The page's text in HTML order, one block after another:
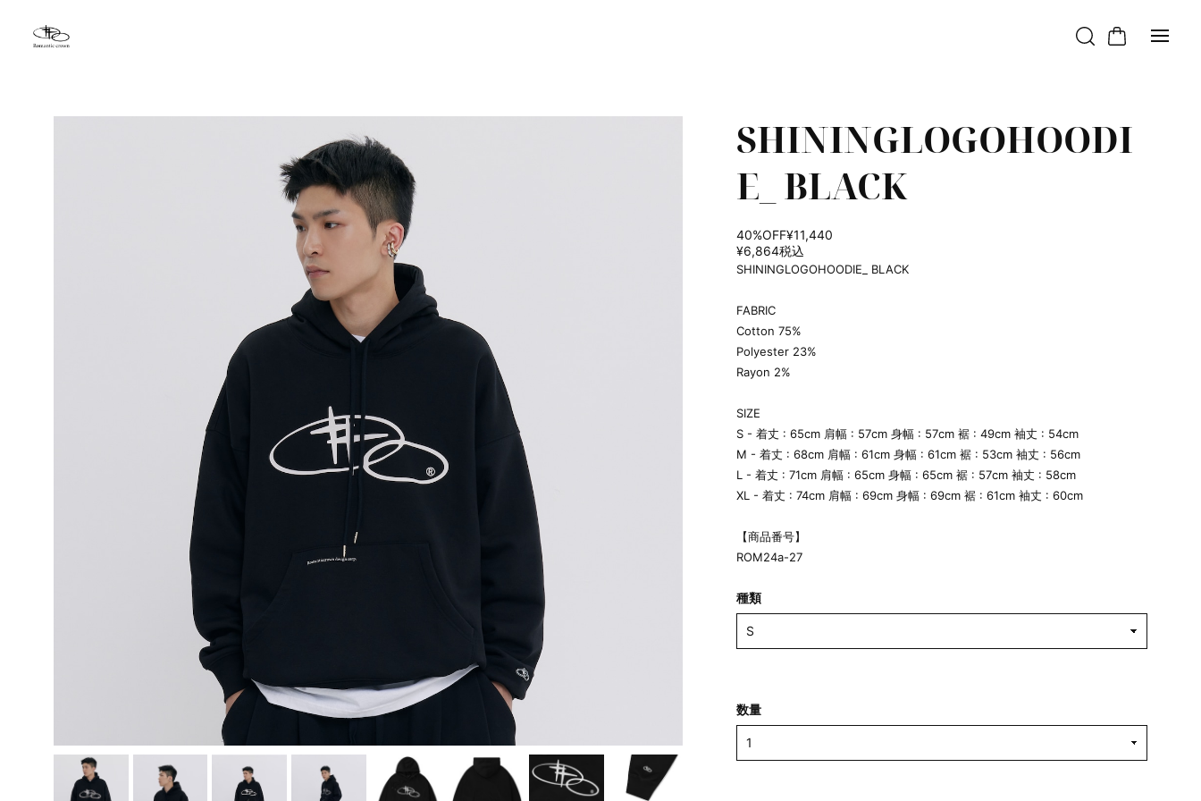
SHININGLOGOHOODI
E_ BLACK
40%OFF¥11,440
¥6,864税込
SHININGLOGOHOODIE_ BLACK
FABRIC
Cotton 75%
Polyester 23%
Rayon 2%
SIZE
S - 着丈 : 65cm 肩幅 : 57cm 身幅 : 57cm 裾 : 49cm 袖丈 : 54cm
M - 着丈 : 68cm 肩幅 : 61cm 身幅 : 61cm 裾 : 53cm 袖丈 : 56cm
L - 着丈 : 71cm 肩幅 : 65cm 身幅 : 65cm 裾 : 57cm 袖丈 : 58cm
XL - 着丈 : 74cm 肩幅 : 69cm 身幅 : 69cm 裾 : 61cm 袖丈 : 60cm
【商品番号】
ROM24a-27
種類
数量